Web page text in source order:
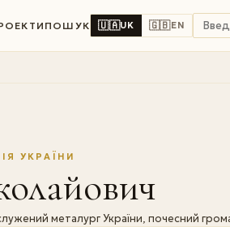
ПОШУК 🇺🇦UK 🇬🇧EN
УКРАЇНИ
металург України, почесний